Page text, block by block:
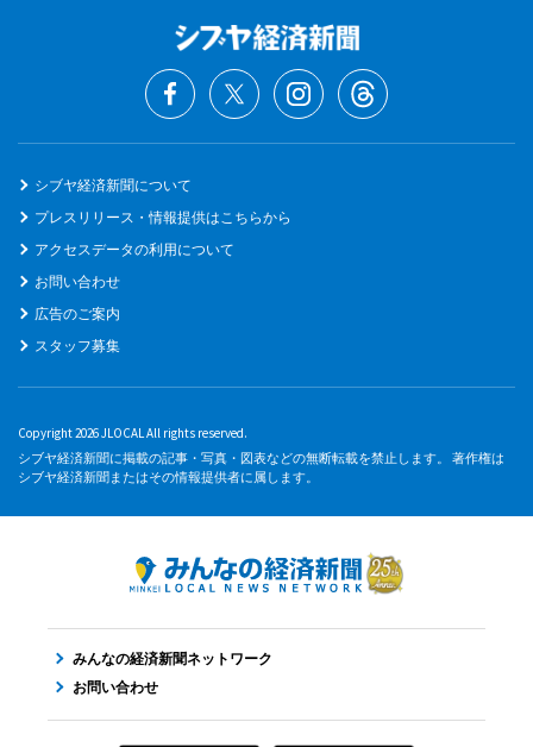
シブヤ経済新聞について
プレスリリース・情報提供はこちらから
アクセスデータの利用について
お問い合わせ
広告のご案内
スタッフ募集
Copyright 2026 JLOCAL All rights reserved.
シブヤ経済新聞に掲載の記事・写真・図表などの無断転載を禁止します。 著作権は
シブヤ経済新聞またはその情報提供者に属します。
みんなの経済新聞ネットワーク
お問い合わせ